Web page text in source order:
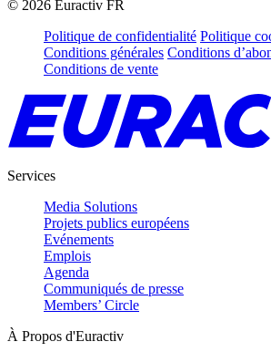
© 2026 Euractiv FR
Politique de confidentialité Politique
Conditions générales Conditions
Conditions de vente
Services
Media Solutions
Projets publics européens
Evénements
Emplois
Agenda
Communiqués de presse
Members’ Circle
À Propos d'Euractiv